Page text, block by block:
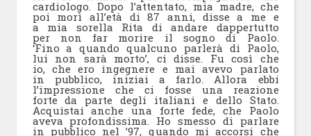
cardiologo. Dopo l’attentato, mia madre, che
poi morì all’età di 87 anni, disse a me e
a mia sorella Rita di andare dappertutto
per non far morire il sogno di Paolo.
‘Fino a quando qualcuno parlerà di Paolo,
lui non sarà morto’, ci disse. Fu così che
io, che ero ingegnere e mai avevo parlato
in pubblico, iniziai a farlo. Allora ebbi
l’impressione che ci fosse una reazione
forte da parte degli italiani e dello Stato.
Acquistai anche una forte fede, che Paolo
aveva profondissima. Ho smesso di parlare
in pubblico nel ’97, quando mi accorsi che